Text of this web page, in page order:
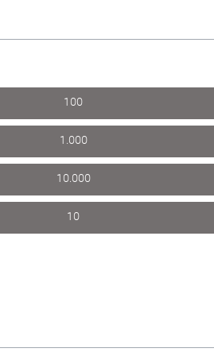
100
1.000
10.000
10